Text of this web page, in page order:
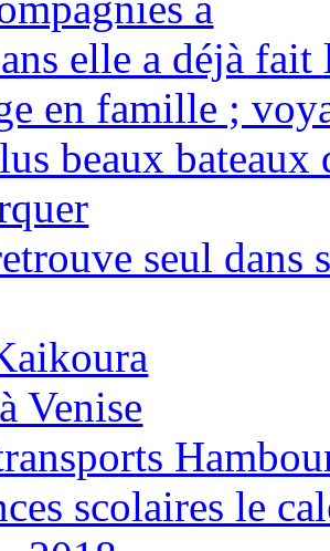
elle a déjà
en famille ;
beaux bateaux
seul dans
Venise
scolaires le